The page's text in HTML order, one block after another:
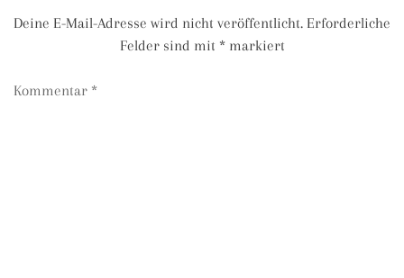
Deine E-Mail-Adresse wird nicht veröffentlicht. Erforderliche
Felder sind mit *markiert
Kommentar *